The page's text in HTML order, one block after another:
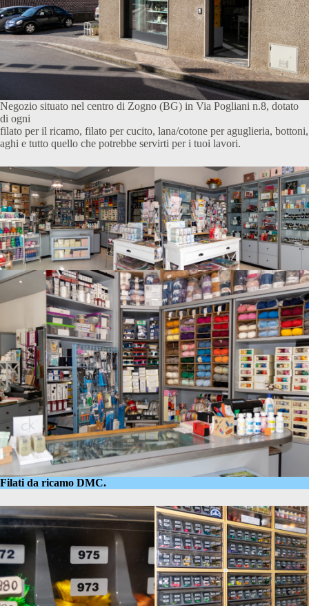
Negozio situato nel centro di Zogno (BG) in Via Pogliani n.8, dotato
di ogni
filato per il ricamo, filato per cucito, lana/cotone per aguglieria, bottoni,
aghi e tutto quello che potrebbe servirti per i tuoi lavori.
Filati da ricamo DMC.